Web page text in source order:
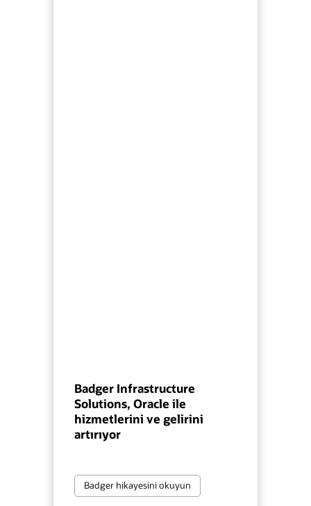
Badger Infrastructure
Solutions, Oracle ile
hizmetlerini ve gelirini
artırıyor
Badger hikayesini okuyun